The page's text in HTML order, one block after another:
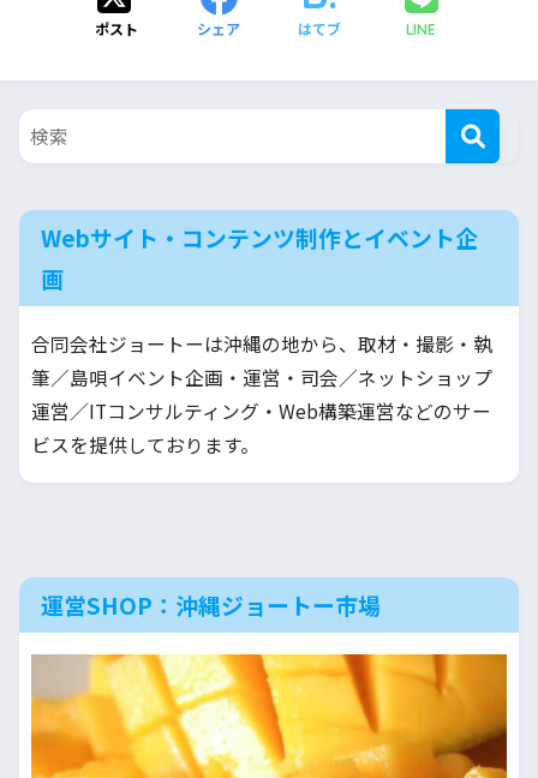
ポスト シェア はてブ LINE
Webサイト・コンテンツ制作とイベント企
画
合同会社ジョートーは沖縄の地から、取材・撮影・執
筆／島唄イベント企画・運営・司会／ネットショップ
運営／ITコンサルティング・Web構築運営などのサー
ビスを提供しております。
運営SHOP：沖縄ジョートー市場